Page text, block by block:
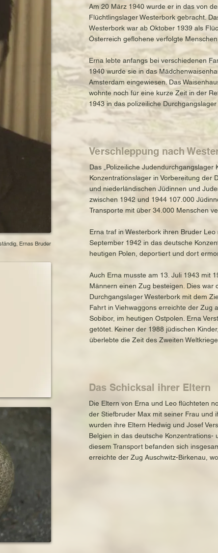
Ernas Bruder
Am 20 März 1940 wurde er in das von
Flüchtlingslager Westerbork gebracht.
Westerbork war ab Oktober 1939 als
Österreich geflohene verfolgte
Erna lebte anfangs bei verschiedenen
1940 wurde sie in das
Amsterdam eingewiesen. Das
wohnte noch für eine kurze Zeit in der
1943 in das polizeiliche
Verschleppung nach
Das „Polizeiliche Judendurchgangslager
Konzentrationslager in Vorbereitung der
und niederländischen Jüdinnen und
zwischen 1942 und 1944 107.000
Transporte mit über 34.000 Menschen
Erna traf in Westerbork ihren Bruder
September 1942 in das deutsche
heutigen Polen, deportiert und dort
Auch Erna musste am 13. Juli 1943 mit
Männern einen Zug besteigen. Dies war
Durchgangslager Westerbork mit dem
Fahrt in Viehwaggons erreichte der Zug
Sobibor, im heutigen Ostpolen. Erna
getötet. Keiner der 1988 jüdischen
überlebte die Zeit des Zweiten
Das Schicksal ihrer Eltern
Die Eltern von Erna und Leo flüchteten
der Stiefbruder Max mit seiner Frau und
wurden ihre Eltern Hedwig und Josef
Belgien in das deutsche Konzentrations-
diesem Transport befanden sich
erreichte der Zug Auschwitz-Birkenau,